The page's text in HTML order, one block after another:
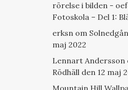
rörelse i bilden -
Fotoskola – Del 1:
erksn om
maj 2022
Lennart Andersson
Rödhäll den 12 maj
Mountain Hill